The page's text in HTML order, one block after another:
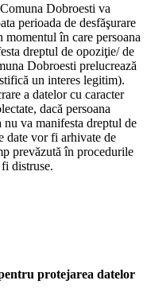
Dobroesti va
perioada de desfăşurare
în care persoana
dreptul de opoziţie/ de
Dobroesti prelucrează
un interes legitim).
a datelor cu caracter
dacă persoana
nu va manifesta dreptul de
date vor fi arhivate de
prevăzută în procedurile
distruse.
protejarea datelor